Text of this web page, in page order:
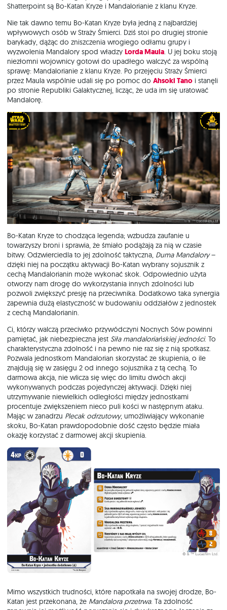
Shatterpoint są Bo-Katan Kryze i Mandalorianie z klanu Kryze.
Nie tak dawno temu Bo-Katan Kryze była jedną z najbardziej
wpływowych osób w Straży Śmierci. Dziś stoi po drugiej stronie
barykady, dążąc do zniszczenia wrogiego odłamu grupy i
wyzwolenia Mandalory spod władzy Lorda Maula. U jej boku stoją
niezłomni wojownicy gotowi do upadłego walczyć za wspólną
sprawę: Mandalorianie z klanu Kryze. Po przejęciu Straży Śmierci
przez Maula wspólnie udali się po pomoc do Ahsoki Tano i stanęli
po stronie Republiki Galaktycznej, licząc, że uda im się uratować
Mandalorę.
Bo-Katan Kryze to chodząca legenda; wzbudza zaufanie u
towarzyszy broni i sprawia, że śmiało podążają za nią w czasie
bitwy. Odzwierciedla to jej zdolność taktyczna, Duma Mandalory–
dzięki niej na początku aktywacji Bo-Katan wybrany sojusznik z
cechą Mandalorianin może wykonać skok. Odpowiednio użyta
otworzy nam drogę do wykorzystania innych zdolności lub
pozwoli zwiększyć presję na przeciwnika. Dodatkowo taka synergia
zapewnia dużą elastyczność w budowaniu oddziałów z jednostek
z cechą Mandalorianin.
Ci, którzy walczą przeciwko przywódczyni Nocnych Sów powinni
pamiętać, jak niebezpieczna jest Siła mandaloriańskiej jedności. To
charakterystyczna zdolność i na pewno nie raz się z nią spotkasz.
Pozwala jednostkom Mandalorian skorzystać ze skupienia, o ile
znajdują się w zasięgu 2 od innego sojusznika z tą cechą. To
darmowa akcja, nie wlicza się więc do limitu dwóch akcji
wykonywanych podczas pojedynczej aktywacji. Dzięki niej
utrzymywanie niewielkich odległości między jednostkami
procentuje zwiększeniem nieco puli kości w następnym ataku.
Mając w zanadrzu Plecak odrzutowy, umożliwiający wykonanie
skoku, Bo-Katan prawdopodobnie dość często będzie miała
okazję korzystać z darmowej akcji skupienia.
Mimo wszystkich trudności, które napotkała na swojej drodze, Bo-
Katan jest przekonana, że Mandalora przetrwa. Ta zdolność